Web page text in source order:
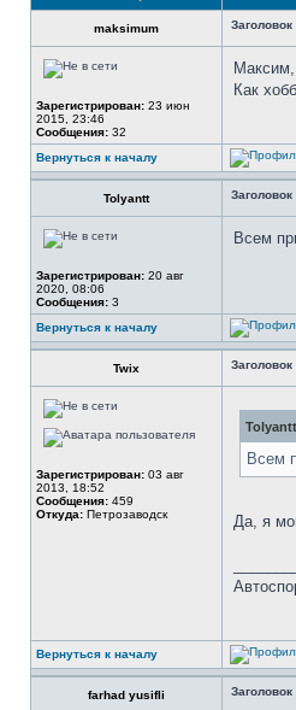
maksimum
Зарегистрирован: 23 июн
2015, 23:46
Сообщения: 32
Как
Вернуться к началу
Tolyantt
Зарегистрирован: 20 авг
2020, 08:06
Сообщения: 3
Всем
Вернуться к началу
Twix
Зарегистрирован: 03 авг
2013, 18:52
Сообщения: 459
Откуда: Петрозаводск
Всем
Да, я
Вернуться к началу
farhad yusifli